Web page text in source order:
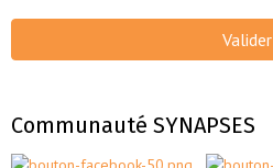
Valider
Communauté SYNAPSES